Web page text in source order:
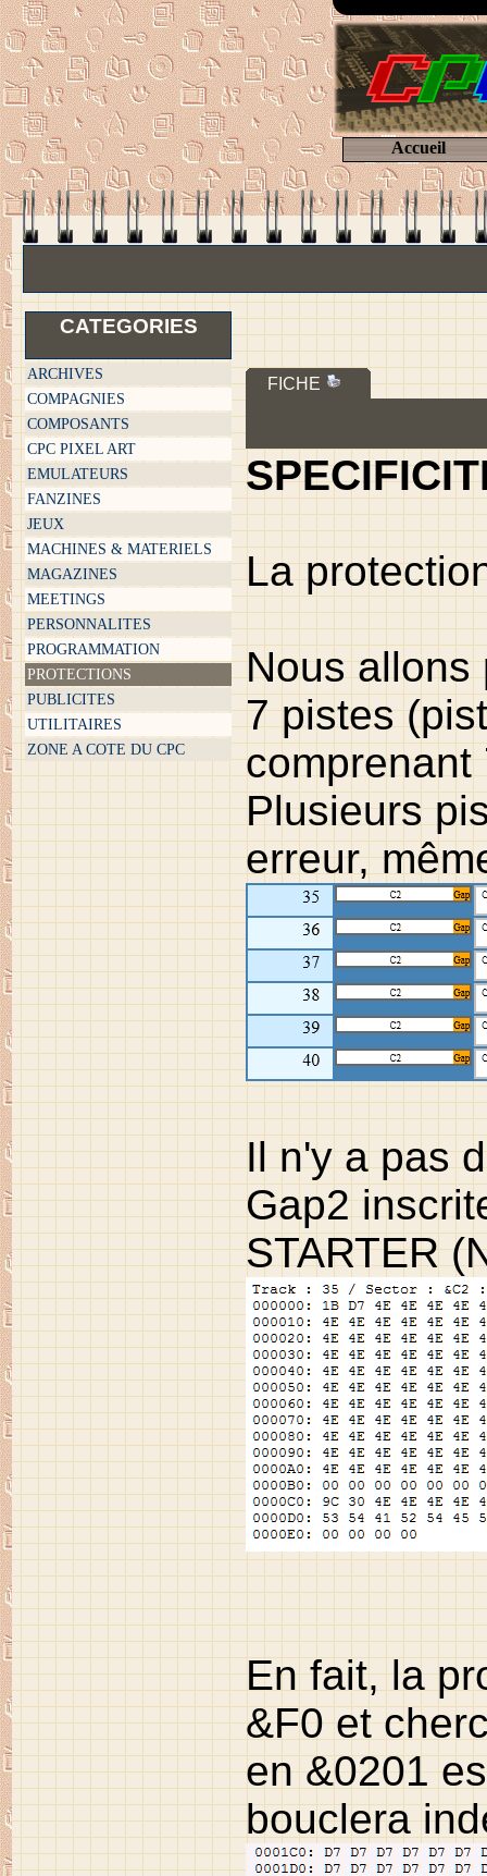
Accueil
CATEGORIES
ARCHIVES
COMPAGNIES
COMPOSANTS
CPC PIXEL ART
EMULATEURS
FANZINES
JEUX
MACHINES & MATERIELS
MAGAZINES
MEETINGS
PERSONNALITES
PROGRAMMATION
PROTECTIONS
PUBLICITES
UTILITAIRES
ZONE A COTE DU CPC
FICHE
La
Nous
7 pistes
comprenant
Plusieurs
erreur,
Il n'y a pas
Gap2
STARTER
En fait, la
&F0 et
en &0201
bouclera